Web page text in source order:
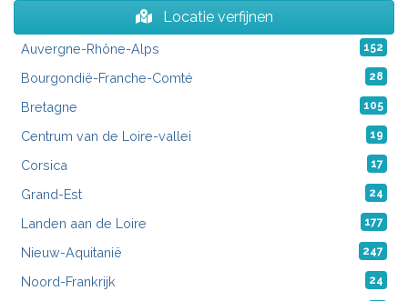
Locatie verfijnen
Auvergne-Rhône-Alps 152
Bourgondië-Franche-Comté 28
Bretagne 105
Centrum van de Loire-vallei 19
Corsica 17
Grand-Est 24
Landen aan de Loire 177
Nieuw-Aquitanië 247
Noord-Frankrijk 24